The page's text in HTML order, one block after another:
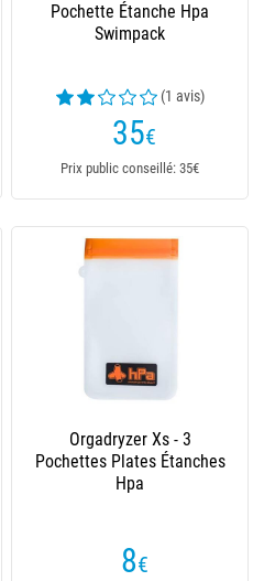
Pochette Étanche Hpa
Swimpack
(1 avis)
35€
Prix public conseillé: 35€
Orgadryzer Xs - 3
Pochettes Plates Étanches
Hpa
8€